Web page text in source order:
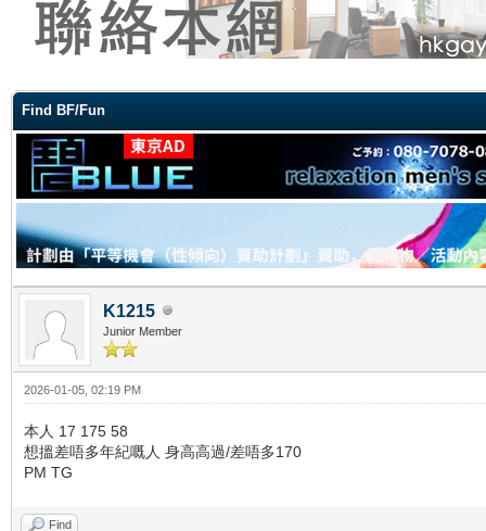
Find BF/Fun
K1215
Junior Member
2026-01-05, 02:19 PM
本人 17 175 58
想搵差唔多年紀嘅人 身高高過/差唔多170
PM TG
Find